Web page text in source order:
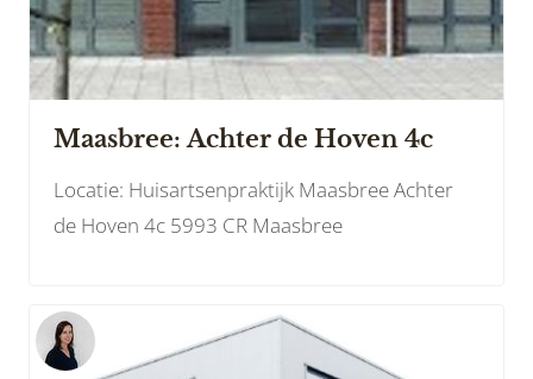
Maasbree: Achter de Hoven 4c
Locatie: Huisartsenpraktijk Maasbree Achter
de Hoven 4c 5993 CR Maasbree